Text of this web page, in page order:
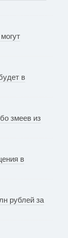
в
змеев из
в
рублей за